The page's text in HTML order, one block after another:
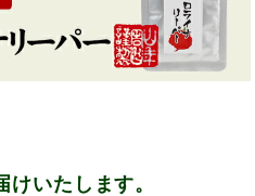
いたします。